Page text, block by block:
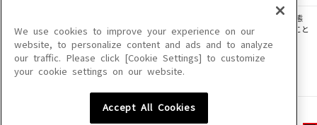
このサイトに掲載されている一切の文章・画像・写真・動画・音声等を、手段や形態
を問わず、著作権法の定める範囲を超えて無断で複製、転載、ファイル化などすること
を禁じます。
楽曲及びコンテンツは、機種によりご利用いただけない場合があります。
楽曲及びコンテンツの配信日、配信内容が変更になる場合があります。
We use cookies to improve your experience on our
website, to personalize content and ads and to analyze
our traffic. Please click [Cookie Settings] to customize
your cookie settings on our website.
Accept All Cookies